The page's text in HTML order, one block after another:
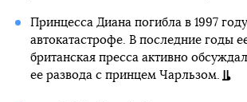
Принцесса Диана погибла в 1997
автокатастрофе. В последние годы
британская пресса активно
ее развода с принцем Чарльзом.